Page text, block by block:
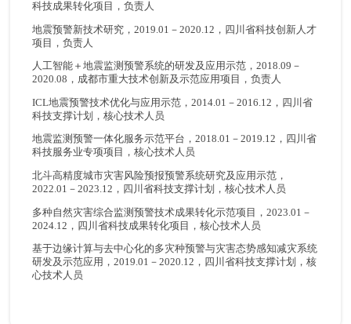
科技成果转化项目，负责人
地震预警新技术研究，2019.01－2020.12，四川省科技创新人才
项目，负责人
人工智能＋地震监测预警系统的研发及应用示范，2018.09－
2020.08，成都市重大技术创新及示范应用项目，负责人
ICL地震预警技术优化与应用示范，2014.01－2016.12，四川省
科技支撑计划，核心技术人员
地震监测预警一体化服务示范平台，2018.01－2019.12，四川省
科技服务业专项项目，核心技术人员
北斗高精度城市灾害风险预报预警系统研究及应用示范，
2022.01－2023.12，四川省科技支撑计划，核心技术人员
多种自然灾害综合监测预警技术成果转化示范项目，2023.01－
2024.12，四川省科技成果转化项目，核心技术人员
基于边缘计算与去中心化的多灾种预警与灾害态势感知减灾系统
研发及示范应用，2019.01－2020.12，四川省科技支撑计划，核
心技术人员